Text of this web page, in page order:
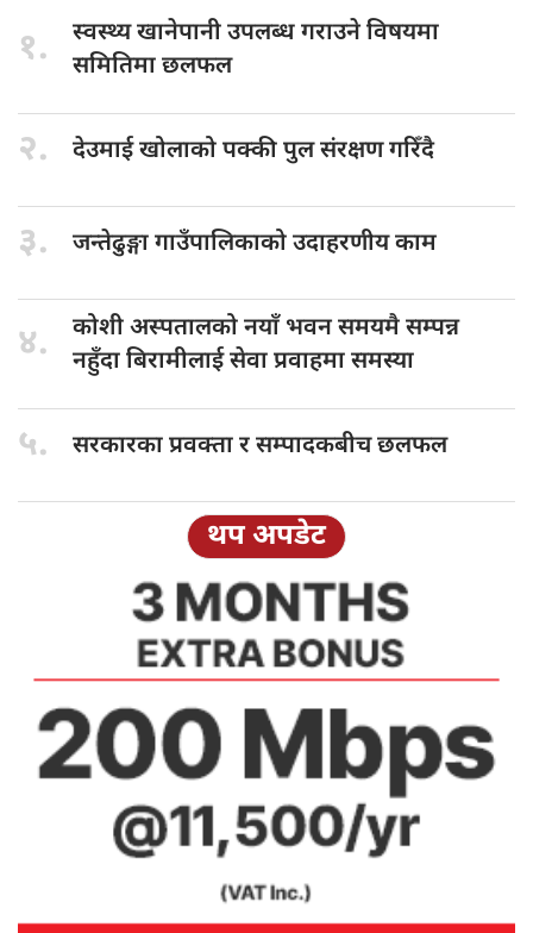
१. स्वस्थ्य खानेपानीउपलब्ध गराउने विषयमा
समितिमा छलफल
२. देउमाई खोलाकोपक्की पुल संरक्षण गरिँदै
३. जन्तेढुङ्गा गाउँपालिकाकोउदाहरणीय काम
४. कोशी अस्पतालकोनयाँ भवन समयमै सम्पन्न
नहुँदा बिरामीलाई सेवा प्रवाहमा समस्या
५. सरकारका प्रवक्तार सम्पादकबीच छलफल
थप अपडेट